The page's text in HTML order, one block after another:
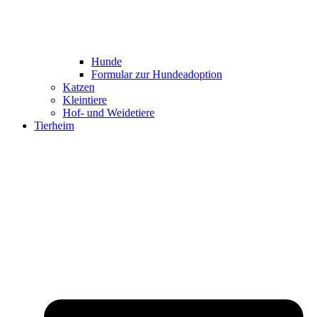
Hunde
Formular zur Hundeadoption
Katzen
Kleintiere
Hof- und Weidetiere
Tierheim